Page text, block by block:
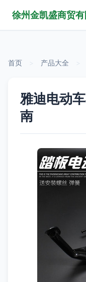
徐州金凯盛商贸
首页 产品大全
雅迪电动
南